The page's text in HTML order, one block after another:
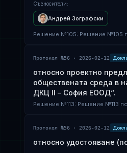
Съвносители:
Андрей Зографски
Решение №105: Решение №105
Протокол №56 · 2026-02-12
относно проектно
обществената среда в
ДКЦ II – София ЕООД“.
Решение №113: Решение №113
Протокол №56 · 2026-02-12
относно удостояване